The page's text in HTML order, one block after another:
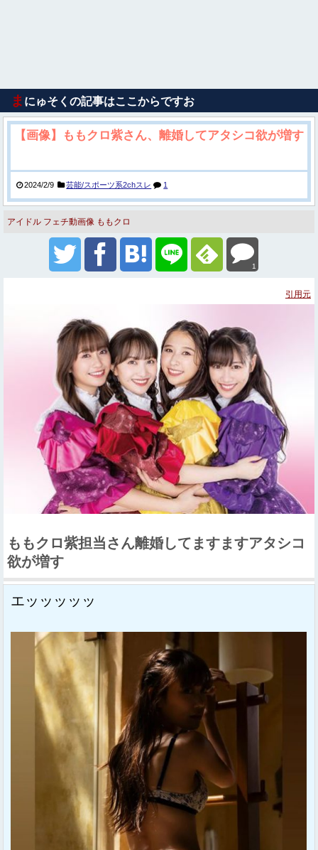
ま にゅそくの記事はここからですお
【画像】ももクロ紫さん、離婚してアタシコ欲が増す
2024/2/9 芸能/スポーツ系2chスレ 1
アイドル フェチ動画像 ももクロ
1
引用元
ももクロ紫担当さん離婚してますますアタシコ
欲が増す
エッッッッッ